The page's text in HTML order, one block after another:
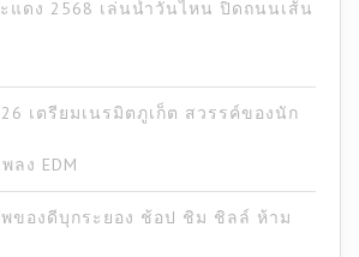
แดง 2568 เล่นน้ำวันไหน ปิดถนนเส้น
เตรียมเนรมิตภูเก็ต สวรรค์ของนัก
ลง EDM
ของดีบุกระยอง ช้อป ชิม ชิลล์ ห้าม